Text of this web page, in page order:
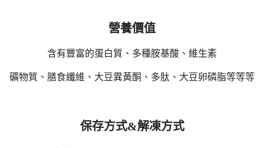
營養價值
含有豐富的蛋白質、多種胺基酸、維生素
礦物質、膳食纖維、大豆異黃酮、多肽、大豆卵磷脂等等等
保存方式&解凍方式